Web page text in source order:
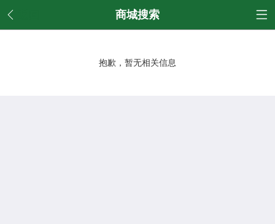
商城搜索
抱歉，暂无相关信息